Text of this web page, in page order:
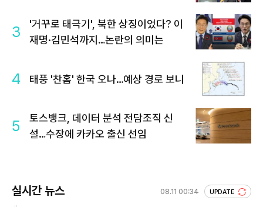
3
'거꾸로 태극기', 북한 상징이었다? 이
재명·김민석까지…논란의 의미는
4 태풍 '찬홈' 한국 오나…예상 경로 보니
5
토스뱅크, 데이터 분석 전담조직 신
설…수장에 카카오 출신 선임
실시간 뉴스 08.11 00:34 UPDATE